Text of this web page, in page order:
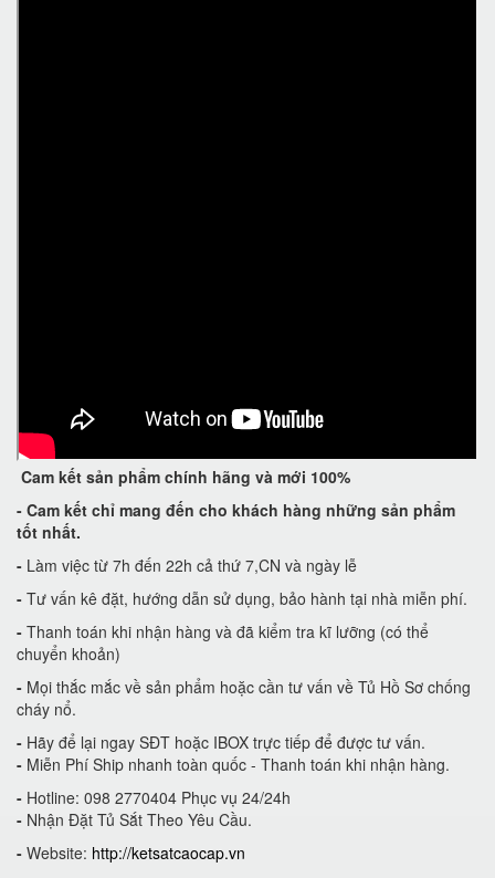
Cam kết sản phẩm chính hãng và mới 100%
- Cam kết chỉ mang đến cho khách hàng những sản phẩm
tốt nhất.
- Làm việc từ 7h đến 22h cả thứ 7,CN và ngày lễ
- Tư vấn kê đặt, hướng dẫn sử dụng, bảo hành tại nhà miễn phí.
- Thanh toán khi nhận hàng và đã kiểm tra kĩ lưỡng (có thể
chuyển khoản)
- Mọi thắc mắc về sản phẩm hoặc cần tư vấn về Tủ Hồ Sơ chống
cháy nổ.
- Hãy để lại ngay SĐT hoặc IBOX trực tiếp để được tư vấn.
- Miễn Phí Ship nhanh toàn quốc - Thanh toán khi nhận hàng.
- Hotline: 098 2770404 Phục vụ 24/24h
- Nhận Đặt Tủ Sắt Theo Yêu Cầu.
- Website: http://ketsatcaocap.vn